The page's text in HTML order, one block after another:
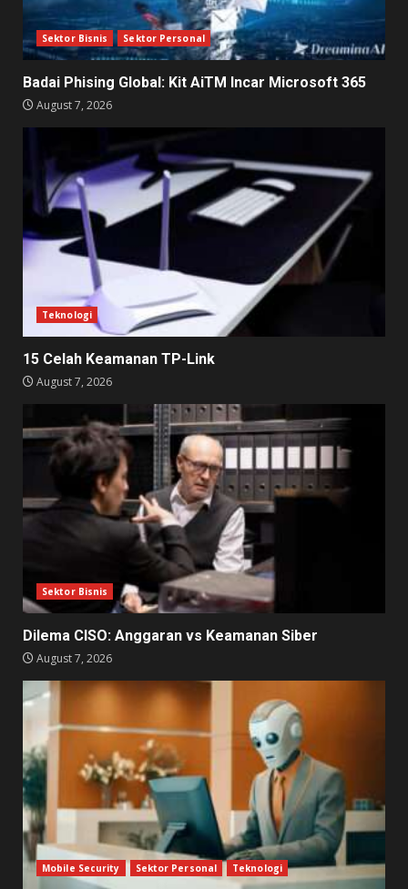
Sektor Bisnis Sektor Personal
Badai Phising Global: Kit AiTM Incar Microsoft 365
August 7, 2026
Teknologi
15 Celah Keamanan TP-Link
August 7, 2026
Sektor Bisnis
Dilema CISO: Anggaran vs Keamanan Siber
August 7, 2026
Mobile Security Sektor Personal Teknologi